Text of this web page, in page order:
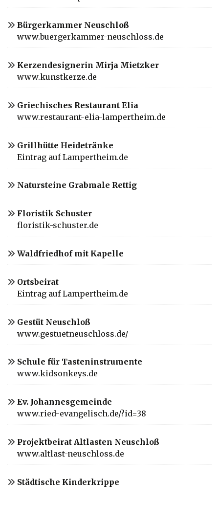
Bürgerkammer Neuschloß
www.buergerkammer-neuschloss.de
Kerzendesignerin Mirja Mietzker
www.kunstkerze.de
Griechisches Restaurant Elia
www.restaurant-elia-lampertheim.de
Grillhütte Heidetränke
Eintrag auf Lampertheim.de
Natursteine Grabmale Rettig
Floristik Schuster
floristik-schuster.de
Waldfriedhof mit Kapelle
Ortsbeirat
Eintrag auf Lampertheim.de
Gestüt Neuschloß
www.gestuetneuschloss.de/
Schule für Tasteninstrumente
www.kidsonkeys.de
Ev. Johannesgemeinde
www.ried-evangelisch.de/?id=38
Projektbeirat Altlasten Neuschloß
www.altlast-neuschloss.de
Städtische Kinderkrippe